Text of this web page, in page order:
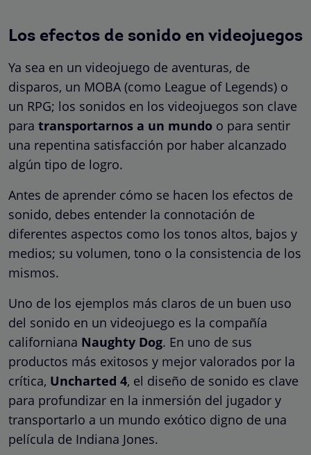
Los efectos de sonido en videojuegos
Ya sea en un videojuego de aventuras, de
disparos, un MOBA (como League of Legends) o
un RPG; los sonidos en los videojuegos son clave
para transportarnos a un mundo o para sentir
una repentina satisfacción por haber alcanzado
algún tipo de logro.
Antes de aprender cómo se hacen los efectos de
sonido, debes entender la connotación de
diferentes aspectos como los tonos altos, bajos y
medios; su volumen, tono o la consistencia de los
mismos.
Uno de los ejemplos más claros de un buen uso
del sonido en un videojuego es la compañía
californiana Naughty Dog. En uno de sus
productos más exitosos y mejor valorados por la
crítica, Uncharted 4, el diseño de sonido es clave
para profundizar en la inmersión del jugador y
transportarlo a un mundo exótico digno de una
película de Indiana Jones.